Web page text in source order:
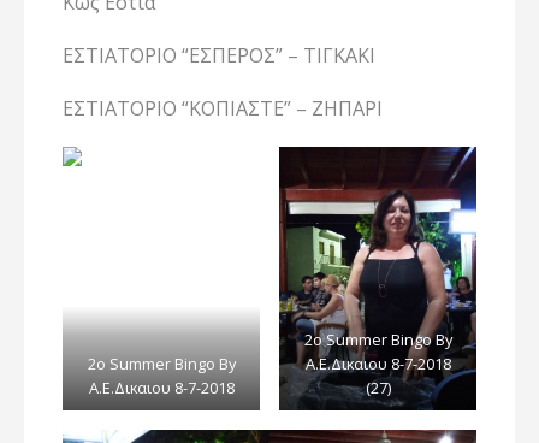
ΕΣΤΙΑΤΟΡΙΟ “ΕΣΠΕΡΟΣ” – ΤΙΓΚΑΚΙ
ΕΣΤΙΑΤΟΡΙΟ “ΚΟΠΙΑΣΤΕ” – ΖΗΠΑΡΙ
2ο Summer Bingo By
Α.E.Δικαιου 8-7-2018
2ο Summer Bingo By
Α.E.Δικαιου 8-7-2018
(27)